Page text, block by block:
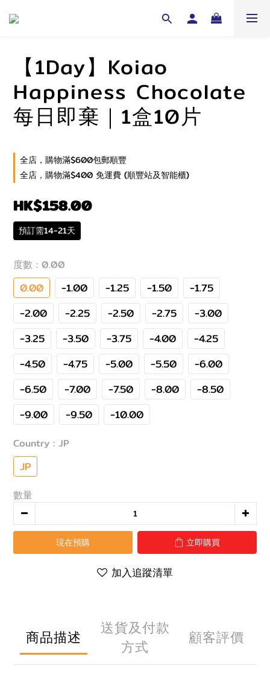
【1Day】Koiao
Happiness Chocolate
每日即棄｜1盒10片
全店，購物滿$600包郵順豐
全店，購物滿$400 免運費 (順豐站及智能櫃)
HK$158.00
預訂需14-21天
度數 : 0.00
0.00 -1.00 -1.25 -1.50
-1.75
-2.00
-2.25 -2.50 -2.75
-3.00
-3.25
-3.50 -3.75 -4.00
-4.25
-4.50
-4.75 -5.00 -5.50
-6.00
-6.50
-7.00 -7.50 -8.00
-8.50
-9.00
-9.50 -10.00
Country : JP
JP
數量
現在預購 立即購買
加入追蹤清單
商品描述
送貨及付款
方式
顧客評價